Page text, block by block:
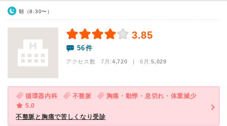
朝（8:30〜）
3.85
56件
アクセス数 7月:4,720 | 6月:5,029
循環器内科 不整脈
胸痛・動悸・息切れ・体重減少
5.0
不整脈と胸痛で苦しくなり受診